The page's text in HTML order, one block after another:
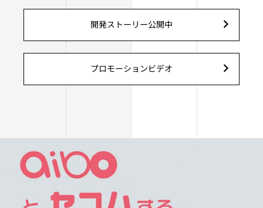
開発ストーリー公開中
プロモーションビデオ